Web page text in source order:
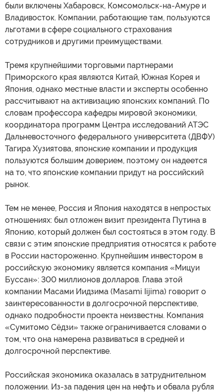
были включены Хабаровск, Комсомольск-на-Амуре и
Владивосток. Компании, работающие там, пользуются
льготами в сфере социального страхования
сотрудников и другими преимуществами.
Тремя крупнейшими торговыми партнерами
Приморского края являются Китай, Южная Корея и
Япония, однако местные власти и эксперты особенно
рассчитывают на активизацию японских компаний. По
словам профессора кафедры мировой экономики,
координатора программ Центра исследований АТЭС
Дальневосточного федерального университета (ДВФУ)
Тагира Хузиятова, японские компании и продукция
пользуются большим доверием, поэтому он надеется
на то, что японские компании придут на российский
рынок.
Тем не менее, Россия и Япония находятся в непростых
отношениях: был отложен визит президента Путина в
Японию, который должен был состояться в этом году. В
связи с этим японские предприятия относятся к работе
в России настороженно. Крупнейшим инвестором в
российскую экономику является компания «Мицуи
Буссан»: 300 миллионов долларов. Глава этой
компании Масами Иидзима (Masami Iijima) говорит о
заинтересованности в долгосрочной перспективе,
однако подробности проекта неизвестны. Компания
«Сумитомо Сёдзи» также ограничивается словами о
том, что она намерена развиваться в средней и
долгосрочной перспективе.
Российская экономика оказалась в затруднительном
положении. Из-за падения цен на нефть и обвала рубля